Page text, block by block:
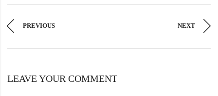
PREVIOUS NEXT
LEAVE YOUR COMMENT